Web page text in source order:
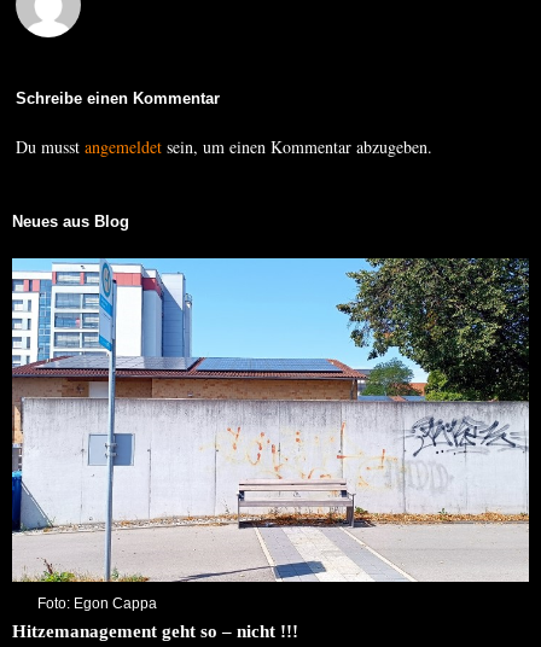
Schreibe einen Kommentar
Du musstangemeldet sein, um einen Kommentar abzugeben.
Neues aus Blog
Foto: Egon Cappa
Hitzemanagement geht so – nicht !!!